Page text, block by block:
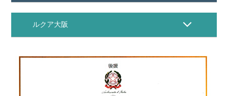
ルクア大阪